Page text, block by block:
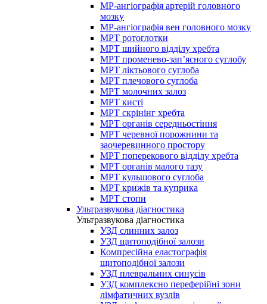
МР-ангіографія артерій головного
мозку
МР-ангіографія вен головного мозку
МРТ ротоглотки
МРТ шийного відділу хребта
МРТ променево-зап’ясного суглобу
МРТ ліктьового суглоба
МРТ плечового суглоба
МРТ молочних залоз
МРТ кисті
МРТ скрінінг хребта
МРТ органів середньостіння
МРТ черевної порожнини та
заочеревинного простору
МРТ поперекового відділу хребта
МРТ органів малого тазу
МРТ кульшового суглоба
МРТ крижів та куприка
МРТ стопи
Ультразвукова діагностика
Ультразвукова діагностика
УЗД слинних залоз
УЗД щитоподібної залози
Компресійна еластографія
щитоподібної залози
УЗД плевральних синусів
УЗД комплексно переферійні зони
лімфатичних вузлів